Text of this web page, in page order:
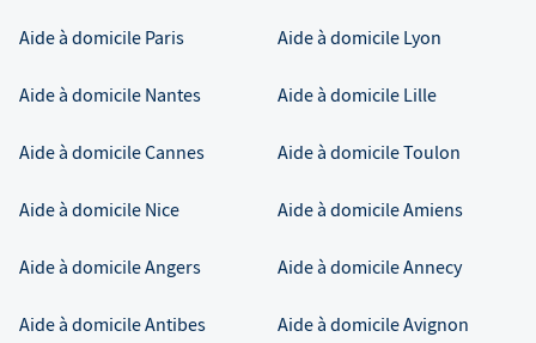
Aide à domicile Paris Aide à domicile Lyon
Aide à domicile Nantes Aide à domicile Lille
Aide à domicileCannes Aide à domicileToulon
Aide à domicile Nice Aide à domicileAmiens
Aide à domicileAngers Aide à domicileAnnecy
Aide à domicileAntibes Aide à domicileAvignon